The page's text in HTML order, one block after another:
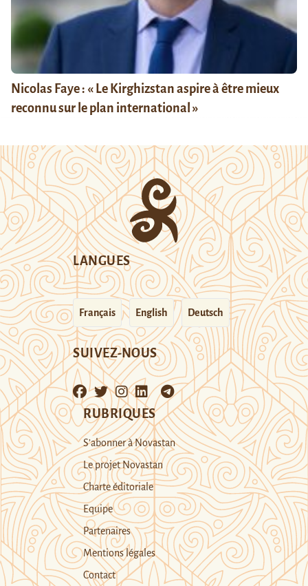
Nicolas Faye : « Le Kirghizstan aspire à être mieux
reconnu sur le plan international »
LANGUES
Français English Deutsch
SUIVEZ-NOUS
RUBRIQUES
S’abonner à Novastan
Le projet Novastan
Charte éditoriale
Equipe
Partenaires
Mentions légales
Contact